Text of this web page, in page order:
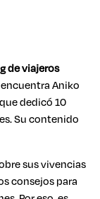
de viajeros
Aniko
dedicó 10
Su contenido
sus vivencias
consejos para